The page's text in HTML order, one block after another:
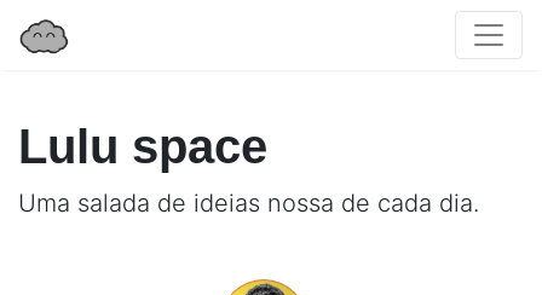
Lulu space
Uma salada de ideias nossa de cada dia.